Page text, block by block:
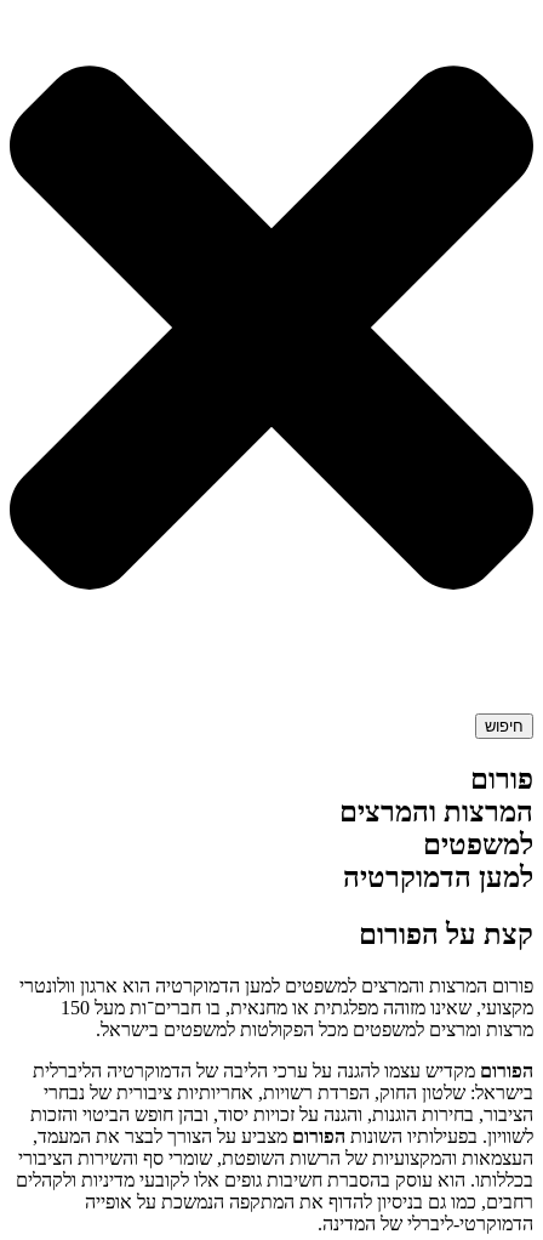
חיפוש
פורום
המרצות והמרצים
למשפטים
למען הדמוקרטיה
קצת על הפורום
פורום המרצות והמרצים למשפטים למען הדמוקרטיה הוא ארגון וולונטרי
מקצועי, שאינו מזוהה מפלגתית או מחנאית, בו חברים־ות מעל 150
מרצות ומרצים למשפטים מכל הפקולטות למשפטים בישראל.
הפורום מקדיש עצמו להגנה על ערכי הליבה של הדמוקרטיה הליברלית
בישראל: שלטון החוק, הפרדת רשויות, אחריותיות ציבורית של נבחרי
הציבור, בחירות הוגנות, והגנה על זכויות יסוד, ובהן חופש הביטוי והזכות
לשוויון. בפעילותיו השונות הפורום מצביע על הצורך לבצר את המעמד,
העצמאות והמקצועיות של הרשות השופטת, שומרי סף והשירות הציבורי
בכללותו. הוא עוסק בהסברת חשיבות גופים אלו לקובעי מדיניות ולקהלים
רחבים, כמו גם בניסיון להדוף את המתקפה הנמשכת על אופייה
הדמוקרטי-ליברלי של המדינה.